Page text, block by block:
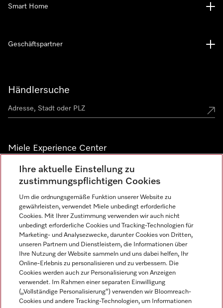
Händlersuche
Miele Experience Center
Alle Miele Experience Center anzeigen
Newsletter
Smart Home
Geschäftspartner
Miele auf Instagram
Miele auf Facebook
Miele auf Youtube
Ihre aktuelle Einstellung zu
zustimmungspflichtigen Cookies
Um die ordnungsgemäße Funktion unserer Website zu
gewährleisten, verwendet Miele unbedingt erforderliche
Cookies. Mit Ihrer Zustimmung verwenden wir auch nicht
unbedingt erforderliche Cookies und Tracking-Technologien für
Marketing- und Analysezwecke, darunter Cookies von Dritten,
unseren Partnern und Dienstleistern, die Informationen über
Ihre Nutzung der Website sammeln und uns dabei helfen, Ihr
Online-Erlebnis zu personalisieren und zu verbessern. Die
Cookies werden auch zur Personalisierung von Anzeigen
verwendet. Im Rahmen einer separaten Einwilligung
(„Vollständige Personalisierung“) verwenden wir Bloomreach-
Cookies und andere Tracking-Technologien, um Informationen